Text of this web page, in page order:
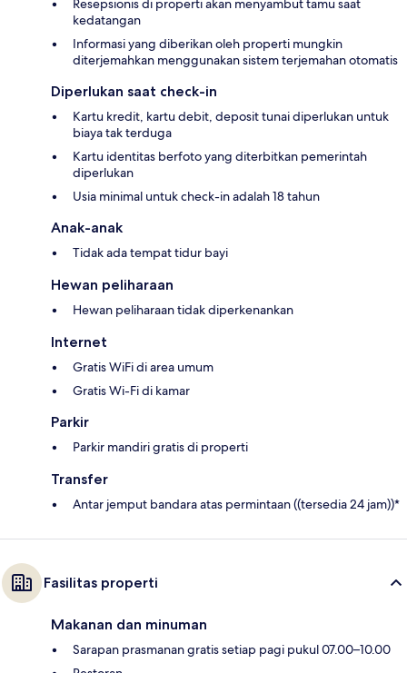
Resepsionis di properti akan menyambut tamu saat
kedatangan
Informasi yang diberikan oleh properti mungkin
diterjemahkan menggunakan sistem terjemahan otomatis
Diperlukan saat check-in
Kartu kredit, kartu debit, deposit tunai diperlukan untuk
biaya tak terduga
Kartu identitas berfoto yang diterbitkan pemerintah
diperlukan
Usia minimal untuk check-in adalah 18 tahun
Anak-anak
Tidak ada tempat tidur bayi
Hewan peliharaan
Hewan peliharaan tidak diperkenankan
Internet
Gratis WiFi di area umum
Gratis Wi-Fi di kamar
Parkir
Parkir mandiri gratis di properti
Transfer
Antar jemput bandara atas permintaan ((tersedia 24 jam))*
Fasilitas properti
Makanan dan minuman
Sarapan prasmanan gratis setiap pagi pukul 07.00–10.00